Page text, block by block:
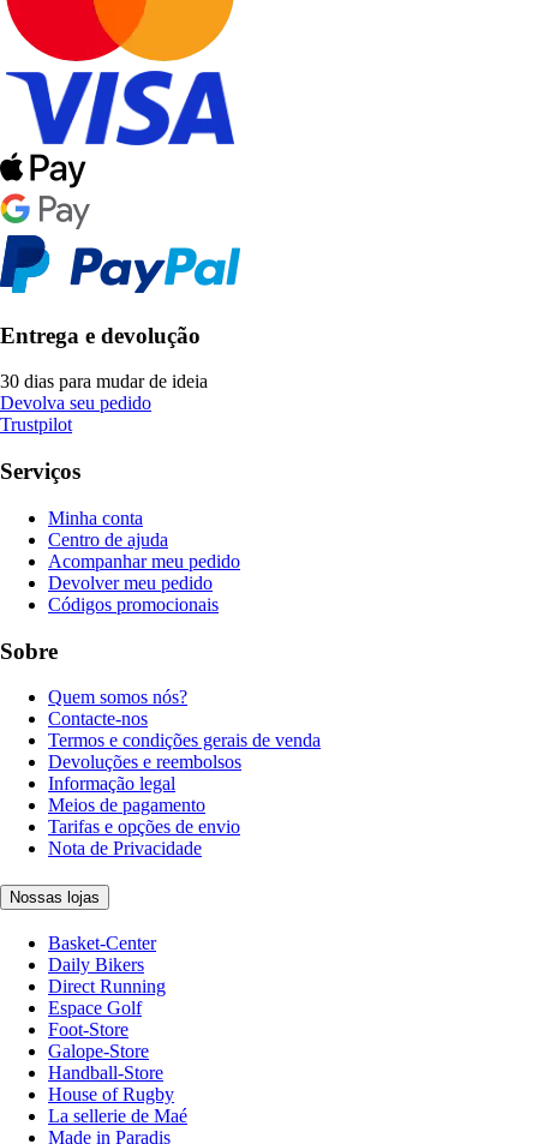
Entrega e devolução
30 dias para mudar de ideia
Devolva seu pedido
Trustpilot
Serviços
Minha conta
Centro de ajuda
Acompanhar meu pedido
Devolver meu pedido
Códigos promocionais
Sobre
Quem somos nós?
Contacte-nos
Termos e condições gerais de venda
Devoluções e reembolsos
Informação legal
Meios de pagamento
Tarifas e opções de envio
Nota de Privacidade
Nossas lojas
Basket-Center
Daily Bikers
Direct Running
Espace Golf
Foot-Store
Galope-Store
Handball-Store
House of Rugby
La sellerie de Maé
Made in Paradis